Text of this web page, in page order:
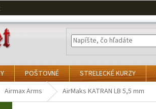
POŠTOVNÉ STRELECKÉ KURZY
Airmax Arms AirMaks KATRAN LB 5,5 mm